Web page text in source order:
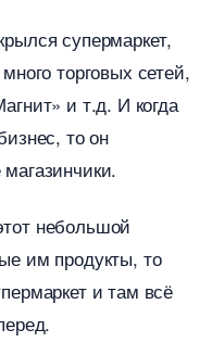
супермаркет,
торговых сетей,
и т.д. И когда
то он
небольшой
им продукты, то
и там всё